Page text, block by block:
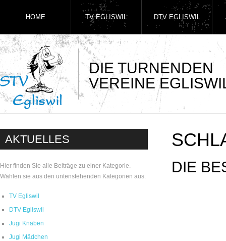
DIE TURNENDEN
VEREINE
HOME TV EGLISWIL DTV EGLISWIL
AKTUELLES
Hier finden Sie alle Beiträge zu einer Kategorie.
Wählen sie aus den untenstehenden Kategorien aus.
TV Egliswil
DTV Egliswil
Jugi Knaben
Jugi Mädchen
DIE